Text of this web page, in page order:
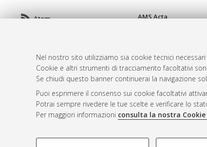
Nel nostro sito utilizziamo sia cookie tecnici
Cookie e altri strumenti di tracciamento facoltativi
Se chiudi questo banner continuerai la navigazione
Puoi esprimere il consenso sui cookie facoltativi
Potrai sempre rivedere le tue scelte e verificare lo
Per maggiori informazioni consulta la nostra Cookie
COOKIE DI PROFILAZIONE - FACOLTATIVI
Atom
AMS Acta
Servizio
Impostazioni Cookie
Informativa sulla
Condizioni d'uso del
Mission e policies del